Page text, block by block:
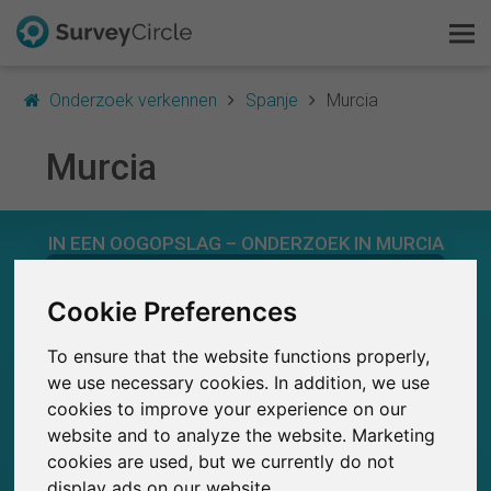
Cookie Preferences
To ensure that the website functions properly,
we use necessary cookies. In addition, we use
cookies to improve your experience on our
website and to analyze the website. Marketing
cookies are used, but we currently do not
Onderzoek verkennen Spanje Murcia
Murcia
IN EEN OOGOPSLAG – ONDERZOEK IN MURCIA
0
SurveyCircle
0
SurveyCircle
0
Survey Ranking
Onderzoek verkennen
FAQ
Gratis registreren
Inloggen